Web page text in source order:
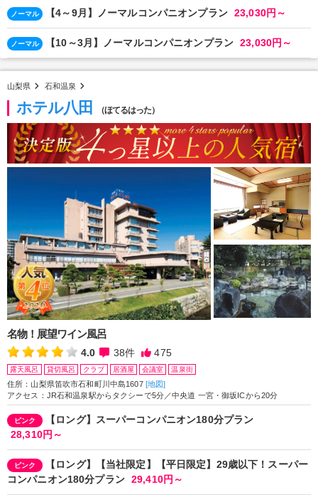
ノーマル 【4～9月】ノーマルコンパニオンプラン 23,030円～
ノーマル 【10～3月】ノーマルコンパニオンプラン 23,030円～
山梨県 石和温泉
ホテル八田 （ほてるはった）
名物！展望ワイン風呂
4.0 38件 475
露天風呂 貸切風呂 クラブ 居酒屋 会議室 温泉街
住所：山梨県笛吹市石和町川中島1607 [地図]
アクセス：JR石和温泉駅からタクシーで5分／中央道 一宮・御坂ICから20分
ピンク
【ロング】スーパーコンパニオン180分プラン
28,310円～
ピンク
【ロング】【当社限定】【平日限定】29歳以下！スーパー
コンパニオン180分プラン 29,410円～